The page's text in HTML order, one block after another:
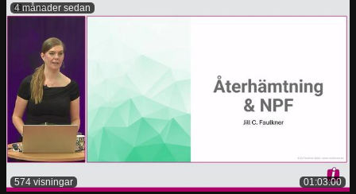
01:03:00
574 visningar
4 månader sedan